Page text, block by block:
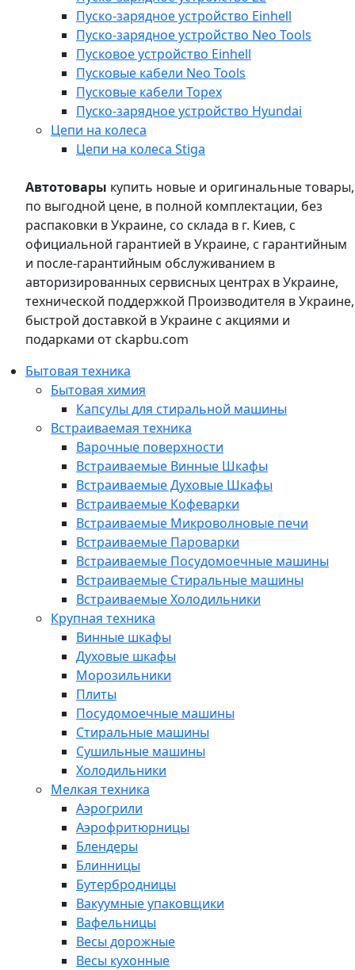
Пуско-зарядное устройство Einhell
Пуско-зарядное устройство Neo Tools
Пусковое устройство Einhell
Пусковые кабели Neo Tools
Пусковые кабели Topex
Пуско-зарядное устройство Hyundai
Цепи на колеса
Цепи на колеса Stiga
Автотовары купить новые и оригинальные товары,
по выгодной цене, в полной комплектации, без
распаковки в Украине, со склада в г. Киев, с
официальной гарантией в Украине, с гарантийным
и после-гарантийным обслуживанием в
авторизированных сервисных центрах в Украине,
технической поддержкой Производителя в Украине,
быстрой доставкой в Украине с акциями и
подарками от ckapbu.com
Бытовая техника
Бытовая химия
Капсулы для стиральной машины
Встраиваемая техника
Варочные поверхности
Встраиваемые Винные Шкафы
Встраиваемые Духовые Шкафы
Встраиваемые Кофеварки
Встраиваемые Микроволновые печи
Встраиваемые Пароварки
Встраиваемые Посудомоечные машины
Встраиваемые Стиральные машины
Встраиваемые Холодильники
Крупная техника
Винные шкафы
Духовые шкафы
Морозильники
Плиты
Посудомоечные машины
Стиральные машины
Сушильные машины
Холодильники
Мелкая техника
Аэрогрили
Аэрофритюрницы
Блендеры
Блинницы
Бутербродницы
Вакуумные упаковщики
Вафельницы
Весы дорожные
Весы кухонные